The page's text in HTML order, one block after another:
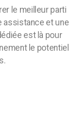
le meilleur parti
assistance et une
est là pour
le potentiel